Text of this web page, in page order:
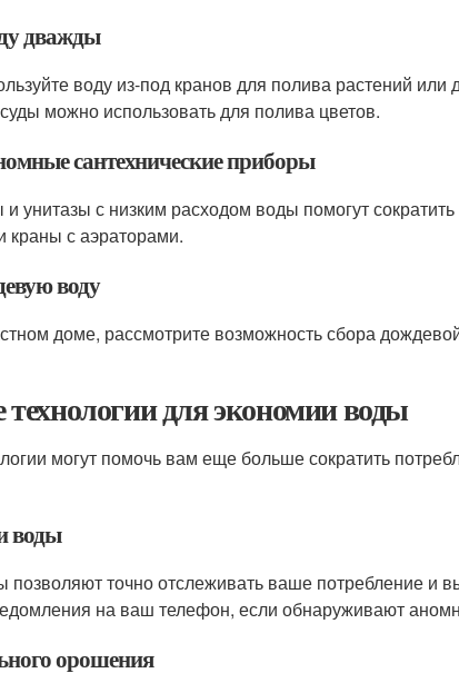
дважды
воду из-под кранов для полива растений
можно использовать для полива цветов.
сантехнические приборы
унитазы с низким расходом воды помогут
с аэраторами.
воду
доме, рассмотрите возможность сбора
для экономии воды
могут помочь вам еще больше сократить
воды
позволяют точно отслеживать ваше потребление и
на ваш телефон, если обнаруживают
орошения